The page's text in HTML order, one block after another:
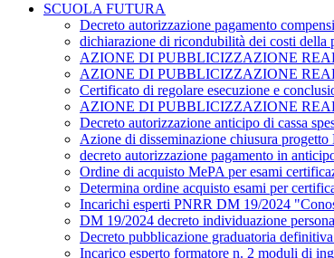
SCUOLA FUTURA
Decreto autorizzazione pagamento
dichiarazione di ricondubilità dei costi della
AZIONE DI PUBBLICIZZAZIONE
AZIONE DI PUBBLICIZZAZIONE
Certificato di regolare esecuzione e
AZIONE DI PUBBLICIZZAZIONE
Decreto autorizzazione anticipo di cassa
Azione di disseminazione chiusura
decreto autorizzazione pagamento in
Ordine di acquisto MePA per esami
Determina ordine acquisto esami per
Incarichi esperti PNRR DM 19/2024
DM 19/2024 decreto individuazione
Decreto pubblicazione graduatoria
Incarico esperto formatore n. 2 moduli di